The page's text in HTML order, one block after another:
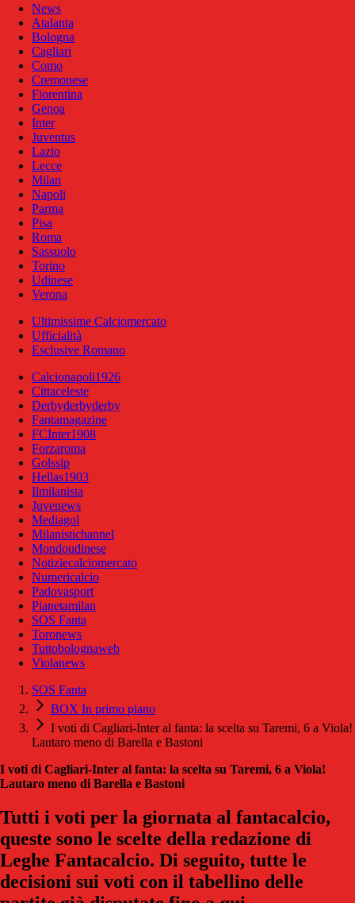
News
Atalanta
Bologna
Cagliari
Como
Cremonese
Fiorentina
Genoa
Inter
Juventus
Lazio
Lecce
Milan
Napoli
Parma
Pisa
Roma
Sassuolo
Torino
Udinese
Verona
Ultimissime Calciomercato
Ufficialità
Esclusive Romano
Calcionapoli1926
Cittaceleste
Derbyderbyderby
Fantamagazine
FCInter1908
Forzaroma
Golssip
Hellas1903
Ilmilanista
Juvenews
Mediagol
Milanistichannel
Mondoudinese
Notiziecalciomercato
Numericalcio
Padovasport
Pianetamilan
SOS Fanta
Toronews
Tuttobolognaweb
Violanews
SOS Fanta
BOX In primo piano
I voti di Cagliari-Inter al fanta: la scelta su Taremi, 6 a Viola!
Lautaro meno di Barella e Bastoni
I voti di Cagliari-Inter al fanta: la scelta su Taremi, 6 a Viola!
Lautaro meno di Barella e Bastoni
Tutti i voti per la giornata al fantacalcio,
queste sono le scelte della redazione di
Leghe Fantacalcio. Di seguito, tutte le
decisioni sui voti con il tabellino delle